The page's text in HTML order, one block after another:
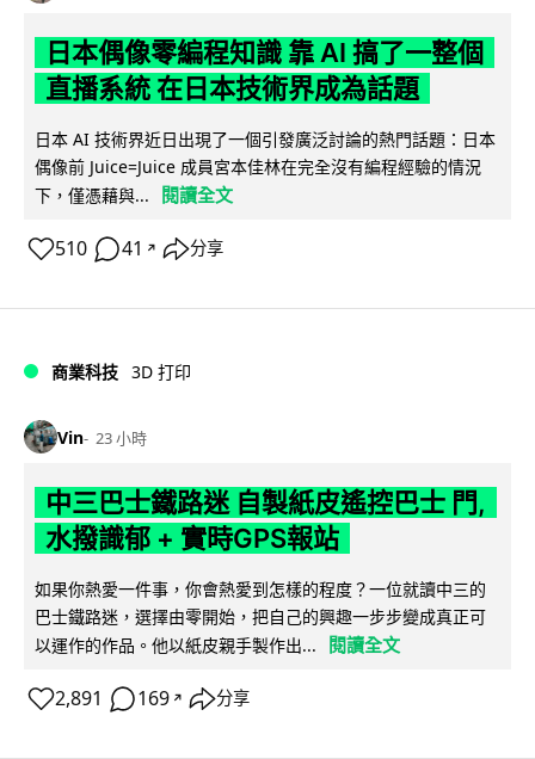
日本偶像零編程知識 靠 AI 搞了一整個
直播系統 在日本技術界成為話題
日本 AI 技術界近日出現了一個引發廣泛討論的熱門話題：日本
偶像前 Juice=Juice 成員宮本佳林在完全沒有編程經驗的情況
下，僅憑藉與...
閱讀全文
510 41 ↗ 分享
商業科技 3D 打印
Vin 23 小時
中三巴士鐵路迷 自製紙皮遙控巴士 門,
水撥識郁 + 實時GPS報站
如果你熱愛一件事，你會熱愛到怎樣的程度？一位就讀中三的
巴士鐵路迷，選擇由零開始，把自己的興趣一步步變成真正可
以運作的作品。他以紙皮親手製作出...
閱讀全文
2,891 169 ↗ 分享